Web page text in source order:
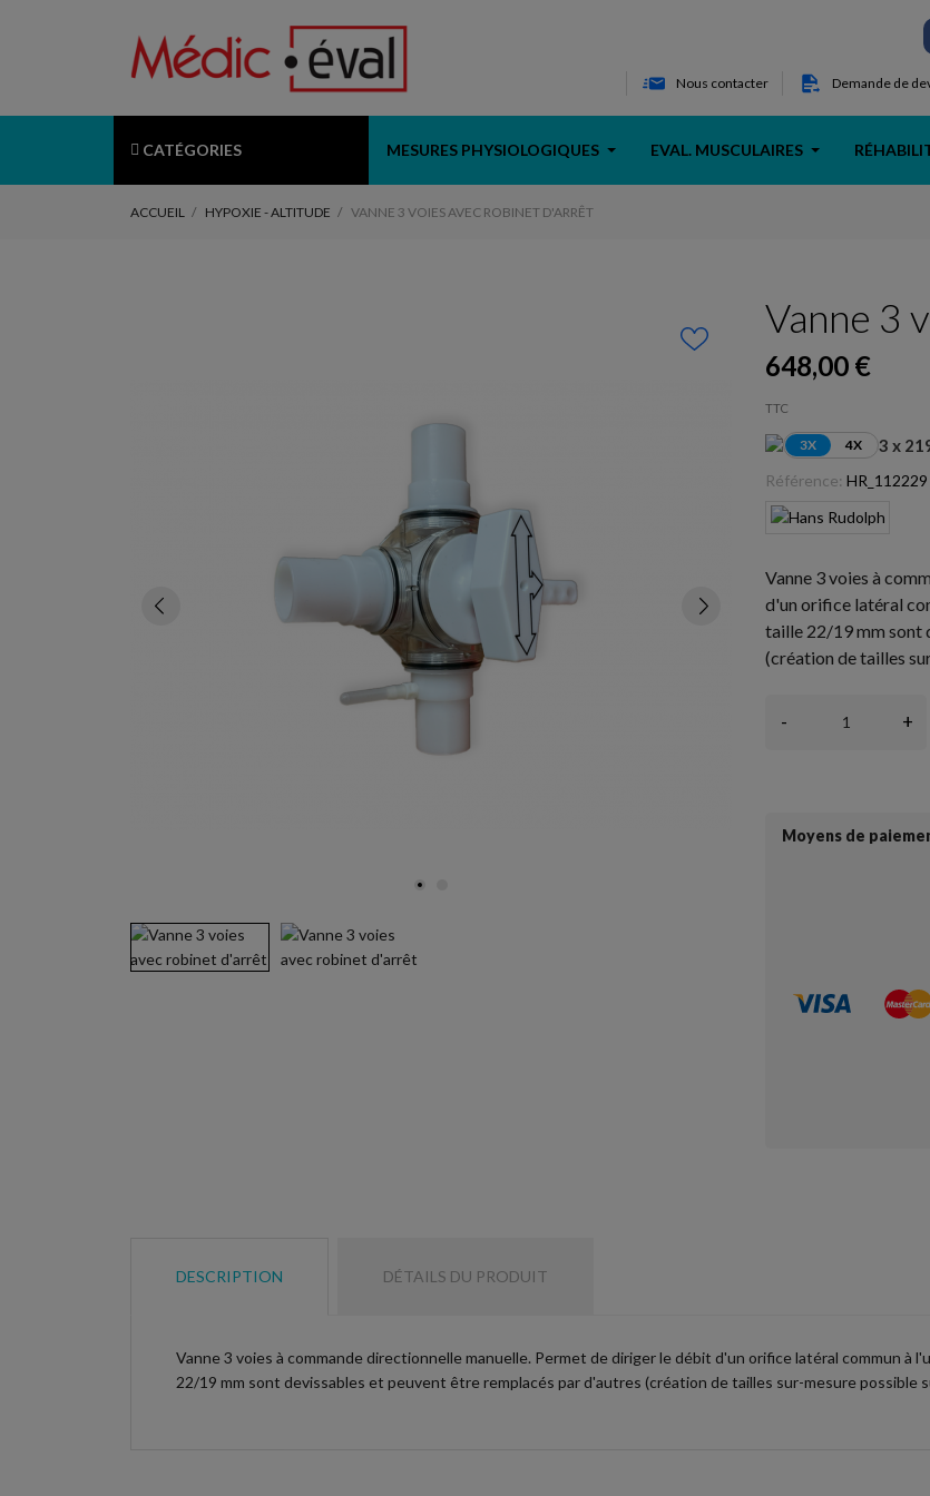
Nous contacter Demande de
CATÉGORIES MESURES PHYSIOLOGIQUES EVAL. MUSCULAIRES
ACCUEIL HYPOXIE - ALTITUDE VANNE 3 VOIES AVEC ROBINET D'ARRÊT
Vanne 3
648,00 €
TTC
3X 4X 3 x
Référence: HR_112229
Vanne 3 voies à
d'un orifice latéral
taille 22/19 mm sont
(création de tailles
- +
Moyens de
DESCRIPTION DÉTAILS DU PRODUIT
Vanne 3 voies à commande directionnelle manuelle. Permet de diriger le débit d'un orifice latéral commun à
22/19 mm sont devissables et peuvent être remplacés par d'autres (création de tailles sur-mesure possible